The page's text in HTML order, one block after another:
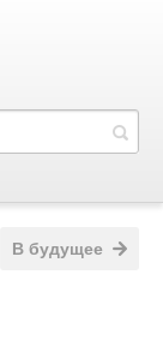
В будущее